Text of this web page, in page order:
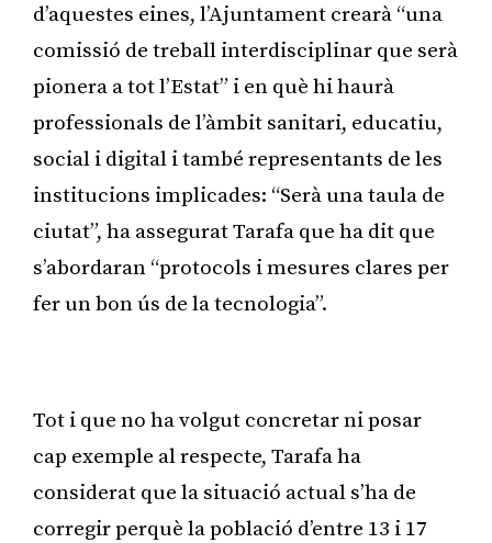
d’aquestes eines, l’Ajuntament crearà “una
comissió de treball interdisciplinar que serà
pionera a tot l’Estat” i en què hi haurà
professionals de l’àmbit sanitari, educatiu,
social i digital i també representants de les
institucions implicades: “Serà una taula de
ciutat”, ha assegurat Tarafa que ha dit que
s’abordaran “protocols i mesures clares per
fer un bon ús de la tecnologia”.
Tot i que no ha volgut concretar ni posar
cap exemple al respecte, Tarafa ha
considerat que la situació actual s’ha de
corregir perquè la població d’entre 13 i 17